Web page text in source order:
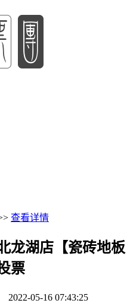
查看详情
龙湖店【瓷砖地板
票
2022-05-16 07:43:25